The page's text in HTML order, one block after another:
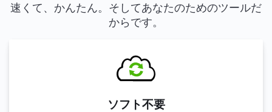
速くて、かんたん。そしてあなたのためのツールだ
からです。
ソフト不要